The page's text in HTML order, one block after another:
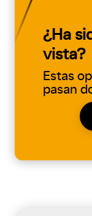
¿Ha
vista?
Estas
pasan